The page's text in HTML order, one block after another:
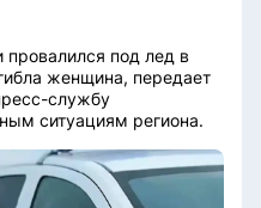
под лед в
женщина, передает
службу
ситуациям региона.